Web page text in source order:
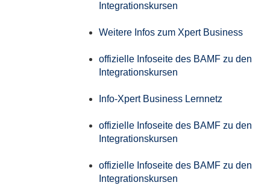
Integrationskursen
Weitere Infos zum Xpert Business
offizielle Infoseite des BAMF zu den
Integrationskursen
Info-Xpert Business Lernnetz
offizielle Infoseite des BAMF zu den
Integrationskursen
offizielle Infoseite des BAMF zu den
Integrationskursen